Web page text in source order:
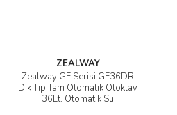
ZEALWAY
Zealway GF Serisi GF36DR
Dik Tip Tam Otomatik Otoklav
36Lt. Otomatik Su